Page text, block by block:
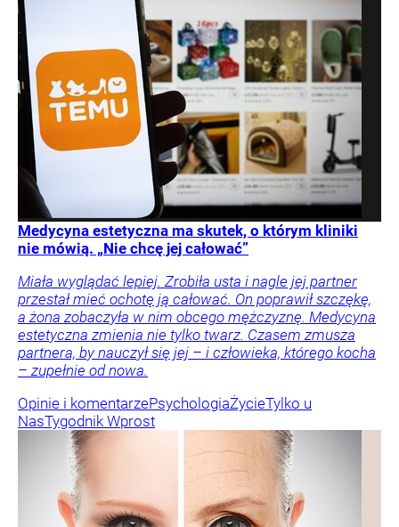
Medycyna estetyczna ma skutek, o którym kliniki
nie mówią. „Nie chcę jej całować”
Miała wyglądać lepiej. Zrobiła usta i nagle jej partner
przestał mieć ochotę ją całować. On poprawił szczękę,
a żona zobaczyła w nim obcego mężczyznę. Medycyna
estetyczna zmienia nie tylko twarz. Czasem zmusza
partnera, by nauczył się jej – i człowieka, którego kocha
– zupełnie od nowa.
Opinie i komentarzePsychologiaŻycieTylko u
NasTygodnik Wprost